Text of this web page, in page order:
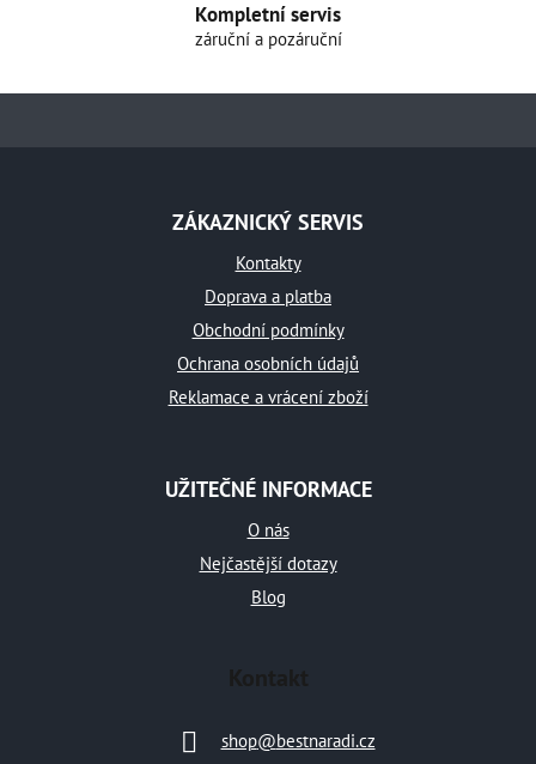
Kompletní servis
záruční a pozáruční
ZÁKAZNICKÝ SERVIS
Kontakty
Doprava a platba
Obchodní podmínky
Ochrana osobních údajů
Reklamace a vrácení zboží
UŽITEČNÉ INFORMACE
O nás
Nejčastější dotazy
Blog
Kontakt
shop@bestnaradi.cz